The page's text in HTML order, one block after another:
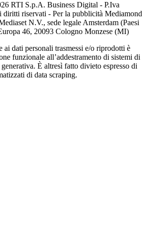
RTI S.p.A. Business Digital - P.Iva
diritti riservati - Per la pubblicità Mediamond
N.V., sede legale Amsterdam (Paesi
46, 20093 Cologno Monzese (MI)
ai dati personali trasmessi e/o riprodotti è
funzionale all’addestramento di sistemi di
È altresì fatto divieto espresso di
di data scraping.